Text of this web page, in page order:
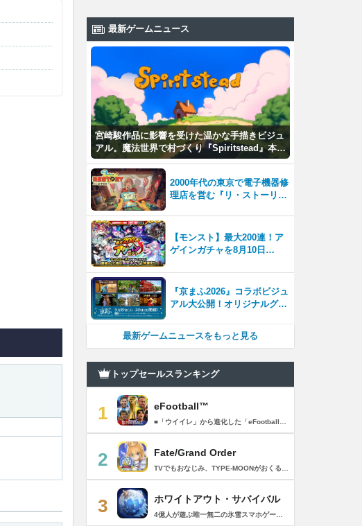
最新ゲームニュース
宮崎駿作品に影響を受けた温かな手描きビジュ
アル。魔法世界で村づくり『Spiritstead』本日
発売
2000年代の東京で電子機器修
理店を営む『リ・ストーリー:
日Steamで配信開始
【モンスト】最大200連！ア
ゲインガチャを8月10日
『京まふ2026』コラボビジュ
アル大公開！オリジナルグッ
最新ゲームニュースをもっと見る
トップセールスランキング
1 eFootball™
2 Fate/Grand Order
3 ホワイトアウト・サバイバル